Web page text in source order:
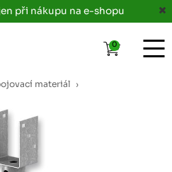
při nákupu na e-shopu
materiál ›
0